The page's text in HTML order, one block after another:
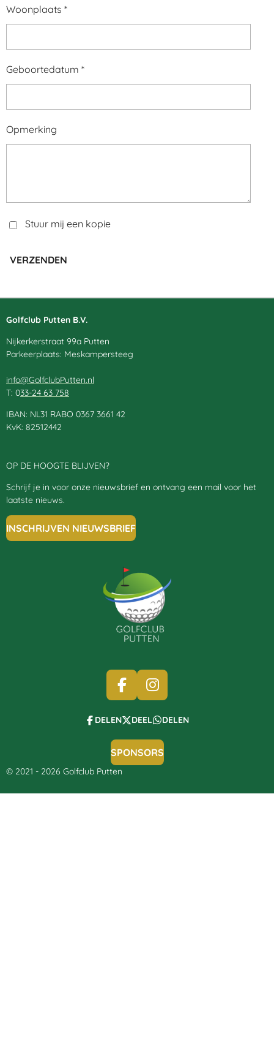
Woonplaats *
Geboortedatum *
Opmerking
Stuur mij een kopie
VERZENDEN
Golfclub Putten B.V.
Nijkerkerstraat 99a Putten
Parkeerplaats: Meskampersteeg
info@GolfclubPutten.nl
T: 033-24 63 758
IBAN: NL31 RABO 0367 3661 42
KvK: 82512442
OP DE HOOGTE BLIJVEN?
Schrijf je in voor onze nieuwsbrief en ontvang een mail voor het
laatste nieuws.
INSCHRIJVEN NIEUWSBRIEF
F
C
B
O
O
K
I
S
A
G
A
DELEN DEEL DELEN
SPONSORS
© 2021 - 2026 Golfclub Putten